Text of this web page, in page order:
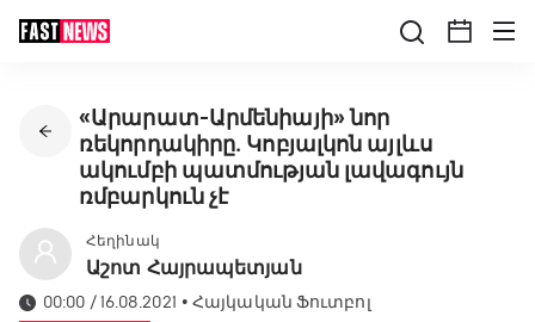
«Արարատ-Արմենիայի» նոր
ռեկորդակիրը․ Կոբյալկոն այլևս
ակումբի պատմության լավագույն
ռմբարկուն չէ
Հեղինակ
Աշոտ Հայրապետյան
00:00 / 16.08.2021 •Հայկական Ֆուտբոլ